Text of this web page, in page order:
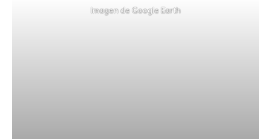
Imagen de Google Earth